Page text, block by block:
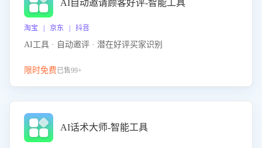
AI自动邀请顾客好评-智能工具
淘宝 | 京东 | 抖音
AI工具 · 自动邀评 · 潜在好评买家识别
限时免费已售99+
AI话术大师-智能工具